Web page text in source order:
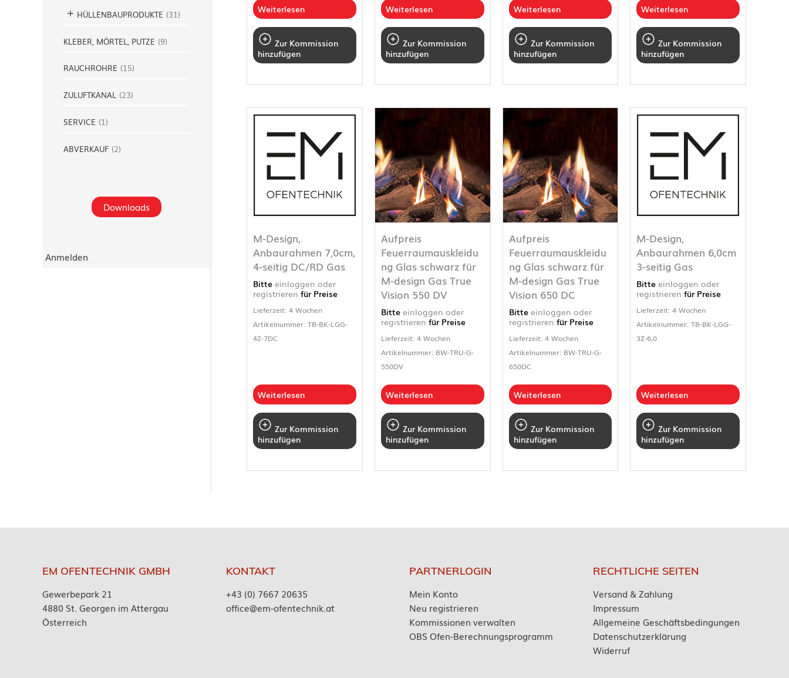
HÜLLENBAUPRODUKTE (31)
KLEBER, MÖRTEL, PUTZE (9)
RAUCHROHRE (15)
ZULUFTKANAL (23)
SERVICE (1)
ABVERKAUF (2)
Downloads
Anmelden
Weiterlesen
Zur Kommission
hinzufügen
Weiterlesen
Zur Kommission
hinzufügen
Weiterlesen
Zur Kommission
hinzufügen
Weiterlesen
Zur Kommission
hinzufügen
M-Design,
Anbaurahmen 7,0cm,
4-seitig DC/RD Gas
Bitte einloggen oder
registrieren für Preise
Lieferzeit: 4 Wochen
Artikelnummer: TB-BK-LGG-
4Z-7DC
Weiterlesen
Zur Kommission
hinzufügen
Aufpreis
Feuerraumauskleidu
ng Glas schwarz für
M-design Gas True
Vision 550 DV
Bitte einloggen oder
registrieren für Preise
Lieferzeit: 4 Wochen
Artikelnummer: BW-TRU-G-
550DV
Weiterlesen
Zur Kommission
hinzufügen
Aufpreis
Feuerraumauskleidu
ng Glas schwarz für
M-design Gas True
Vision 650 DC
Bitte einloggen oder
registrieren für Preise
Lieferzeit: 4 Wochen
Artikelnummer: BW-TRU-G-
650DC
Weiterlesen
Zur Kommission
hinzufügen
M-Design,
Anbaurahmen 6,0cm
3-seitig Gas
Bitteeinloggen oder
registrieren für Preise
Lieferzeit: 4 Wochen
Artikelnummer: TB-BK-LGG-
3Z-6,0
Weiterlesen
Zur Kommission
hinzufügen
EM OFENTECHNIK GMBH
Gewerbepark 21
4880 St. Georgen im Attergau
Österreich
KONTAKT
+43 (0) 7667 20635
office@em-ofentechnik.at
PARTNERLOGIN
Mein Konto
Neu registrieren
Kommissionen verwalten
OBS Ofen-Berechnungsprogramm
RECHTLICHE SEITEN
Versand & Zahlung
Impressum
Allgemeine Geschäftsbedingungen
Datenschutzerklärung
Widerruf